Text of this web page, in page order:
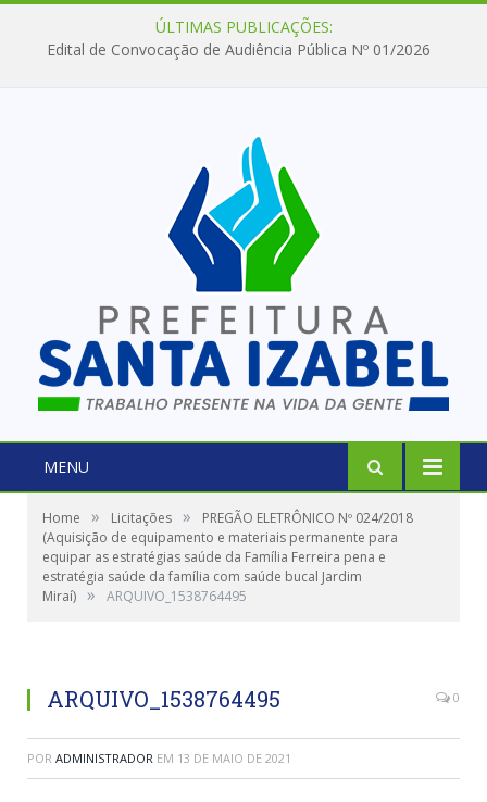
ÚLTIMAS PUBLICAÇÕES:
Edital de Convocação de Audiência Pública Nº 01/2026
MENU
Home » Licitações »
PREGÃO ELETRÔNICO Nº 024/2018
(Aquisição de equipamento e materiais permanente para
equipar as estratégias saúde da Família Ferreira pena e
estratégia saúde da família com saúde bucal Jardim
Miraí) » ARQUIVO_1538764495
ARQUIVO_1538764495 0
POR ADMINISTRADOR EM 13 DE MAIO DE 2021